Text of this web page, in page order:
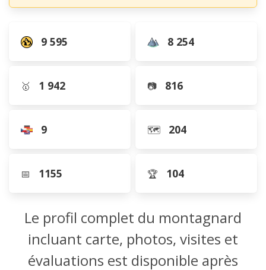
9 595 8 254
🥇 1 942 📷 816
9 🗺️ 204
📅 1155 🏆 104
Le profil complet du montagnard
incluant carte, photos, visites et
évaluations est disponible après